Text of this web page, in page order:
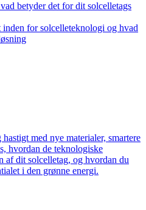
betyder det for dit solcelletags
for solcelleteknologi og hvad
med nye materialer, smartere
hvordan de teknologiske
dit solcelletag, og hvordan du
i den grønne energi.